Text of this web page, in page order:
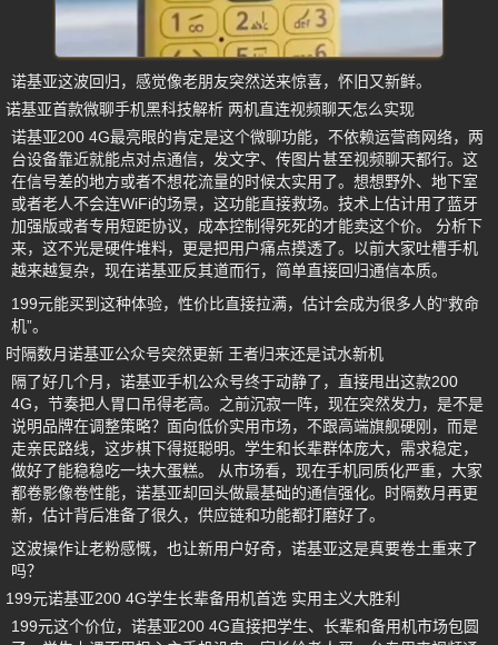
诺基亚这波回归，感觉像老朋友突然送来惊喜，怀旧又新鲜。
诺基亚首款微聊手机黑科技解析 两机直连视频聊天怎么实现
诺基亚200 4G最亮眼的肯定是这个微聊功能，不依赖运营商网络，两
台设备靠近就能点对点通信，发文字、传图片甚至视频聊天都行。这
在信号差的地方或者不想花流量的时候太实用了。想想野外、地下室
或者老人不会连WiFi的场景，这功能直接救场。技术上估计用了蓝牙
加强版或者专用短距协议，成本控制得死死的才能卖这个价。 分析下
来，这不光是硬件堆料，更是把用户痛点摸透了。以前大家吐槽手机
越来越复杂，现在诺基亚反其道而行，简单直接回归通信本质。
199元能买到这种体验，性价比直接拉满，估计会成为很多人的“救命
机”。
时隔数月诺基亚公众号突然更新 王者归来还是试水新机
隔了好几个月，诺基亚手机公众号终于动静了，直接甩出这款200
4G，节奏把人胃口吊得老高。之前沉寂一阵，现在突然发力，是不是
说明品牌在调整策略？面向低价实用市场，不跟高端旗舰硬刚，而是
走亲民路线，这步棋下得挺聪明。学生和长辈群体庞大，需求稳定，
做好了能稳稳吃一块大蛋糕。 从市场看，现在手机同质化严重，大家
都卷影像卷性能，诺基亚却回头做最基础的通信强化。时隔数月再更
新，估计背后准备了很久，供应链和功能都打磨好了。
这波操作让老粉感慨，也让新用户好奇，诺基亚这是真要卷土重来了
吗？
199元诺基亚200 4G学生长辈备用机首选 实用主义大胜利
199元这个价位，诺基亚200 4G直接把学生、长辈和备用机市场包圆